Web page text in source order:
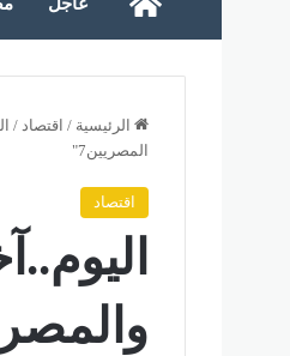
الرئيسية / اقتصاد /
المصريين7"
اقتصاد